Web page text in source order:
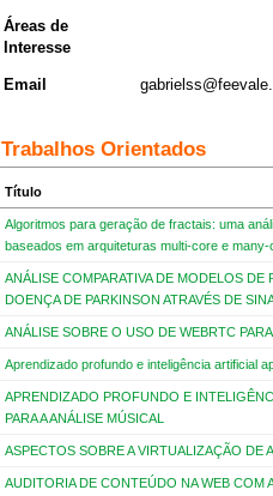
Áreas de
Interesse
Email
Trabalhos Orientados
Título
Algoritmos para geração de fractais: uma
baseados em arquiteturas multi-core e many-
ANÁLISE COMPARATIVA DE MODELOS
DOENÇA DE PARKINSON ATRAVÉS DE
ANÁLISE SOBRE O USO DE WEBRTC
Aprendizado profundo e inteligência artificial
APRENDIZADO PROFUNDO E
PARA A ANÁLISE MÚSICAL
ASPECTOS SOBRE A VIRTUALIZAÇÃO DE
AUDITORIA DE CONTEÚDO NA WEB COM